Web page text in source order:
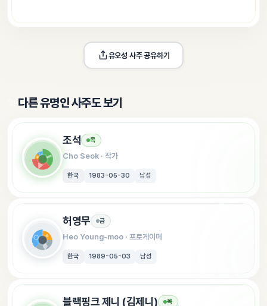
유오성 사주 공유하기
다른 유명인 사주도 보기
조석 목
Cho Seok · 작가
한국 1983-05-30 남성
허영무 금
Heo Young-moo · 프로게이머
한국 1989-05-03 남성
블랙핑크 제니 (김제니) 목